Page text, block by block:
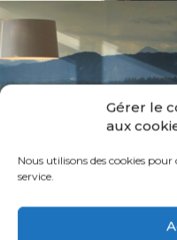
Gérer le
aux
Nous utilisons des cookies
service.